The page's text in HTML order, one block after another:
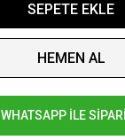
SEPETE EKLE
HEMEN AL
WHATSAPP İLE